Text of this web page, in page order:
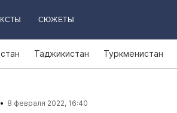
СЮЖЕТЫ
Таджикистан Туркменистан
8 февраля 2022, 16:40